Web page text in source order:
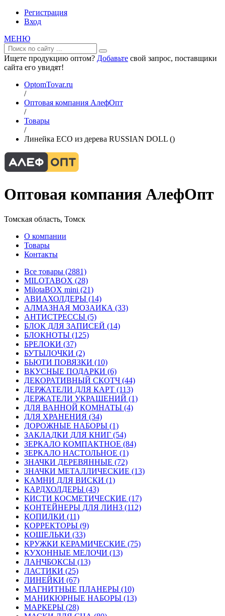
Регистрация
Вход
МЕНЮ
Ищете продукцию оптом? Добавьте свой запрос, поставщики
сайта его увидят!
OptomTovar.ru
/
Оптовая компания АлефОпт
/
Товары
/
Линейка ECO из дерева RUSSIAN DOLL ()
Оптовая компания АлефОпт
Томская область, Томск
О компании
Товары
Контакты
Все товары (2881)
MILOTABOX (28)
MilotaBOX mini (21)
АВИАХОЛДЕРЫ (14)
АЛМАЗНАЯ МОЗАИКА (33)
АНТИСТРЕССЫ (5)
БЛОК ДЛЯ ЗАПИСЕЙ (14)
БЛОКНОТЫ (125)
БРЕЛОКИ (37)
БУТЫЛОЧКИ (2)
БЬЮТИ ПОВЯЗКИ (10)
ВКУСНЫЕ ПОДАРКИ (6)
ДЕКОРАТИВНЫЙ СКОТЧ (44)
ДЕРЖАТЕЛИ ДЛЯ КАРТ (113)
ДЕРЖАТЕЛИ УКРАШЕНИЙ (1)
ДЛЯ ВАННОЙ КОМНАТЫ (4)
ДЛЯ ХРАНЕНИЯ (34)
ДОРОЖНЫЕ НАБОРЫ (1)
ЗАКЛАДКИ ДЛЯ КНИГ (54)
ЗЕРКАЛО КОМПАКТНОЕ (84)
ЗЕРКАЛО НАСТОЛЬНОЕ (1)
ЗНАЧКИ ДЕРЕВЯННЫЕ (72)
ЗНАЧКИ МЕТАЛЛИЧЕСКИЕ (13)
КАМНИ ДЛЯ ВИСКИ (1)
КАРДХОЛДЕРЫ (43)
КИСТИ КОСМЕТИЧЕСКИЕ (17)
КОНТЕЙНЕРЫ ДЛЯ ЛИНЗ (112)
КОПИЛКИ (11)
КОРРЕКТОРЫ (9)
КОШЕЛЬКИ (33)
КРУЖКИ КЕРАМИЧЕСКИЕ (75)
КУХОННЫЕ МЕЛОЧИ (13)
ЛАНЧБОКСЫ (13)
ЛАСТИКИ (25)
ЛИНЕЙКИ (67)
МАГНИТНЫЕ ПЛАНЕРЫ (10)
МАНИКЮРНЫЕ НАБОРЫ (13)
МАРКЕРЫ (28)